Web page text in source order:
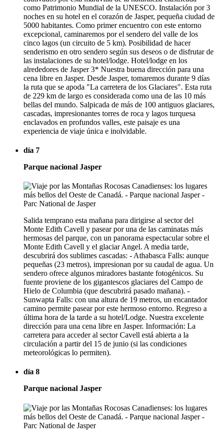
como Patrimonio Mundial de la UNESCO. Instalación por 3
noches en su hotel en el corazón de Jasper, pequeña ciudad de
5000 habitantes. Como primer encuentro con este entorno
excepcional, caminaremos por el sendero del valle de los
cinco lagos (un circuito de 5 km). Posibilidad de hacer
senderismo en otro sendero según sus deseos o de disfrutar de
las instalaciones de su hotel/lodge. Hotel/lodge en los
alrededores de Jasper 3* Nuestra buena dirección para una
cena libre en Jasper. Desde Jasper, tomaremos durante 9 días
la ruta que se apoda "La carretera de los Glaciares". Esta ruta
de 229 km de largo es considerada como una de las 10 más
bellas del mundo. Salpicada de más de 100 antiguos glaciares,
cascadas, impresionantes torres de roca y lagos turquesa
enclavados en profundos valles, este paisaje es una
experiencia de viaje única e inolvidable.
día 7
Parque nacional Jasper
Salida temprano esta mañana para dirigirse al sector del
Monte Edith Cavell y pasear por una de las caminatas más
hermosas del parque, con un panorama espectacular sobre el
Monte Edith Cavell y el glaciar Angel. A media tarde,
descubrirá dos sublimes cascadas: - Athabasca Falls: aunque
pequeñas (23 metros), impresionan por su caudal de agua. Un
sendero ofrece algunos miradores bastante fotogénicos. Su
fuente proviene de los gigantescos glaciares del Campo de
Hielo de Columbia (que descubrirá pasado mañana). -
Sunwapta Falls: con una altura de 19 metros, un encantador
camino permite pasear por este hermoso entorno. Regreso a
última hora de la tarde a su hotel/Lodge. Nuestra excelente
dirección para una cena libre en Jasper. Información: La
carretera para acceder al sector Cavell está abierta a la
circulación a partir del 15 de junio (si las condiciones
meteorológicas lo permiten).
día 8
Parque nacional Jasper